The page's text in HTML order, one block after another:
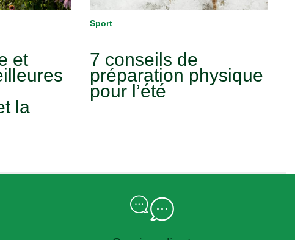
et
la
Sport
7 conseils de
préparation physique
pour l’été